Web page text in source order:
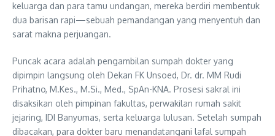
keluarga dan para tamu undangan, mereka berdiri membentuk
dua barisan rapi—sebuah pemandangan yang menyentuh dan
sarat makna perjuangan.
Puncak acara adalah pengambilan sumpah dokter yang
dipimpin langsung oleh Dekan FK Unsoed, Dr. dr. MM Rudi
Prihatno, M.Kes., M.Si., Med., SpAn-KNA. Prosesi sakral ini
disaksikan oleh pimpinan fakultas, perwakilan rumah sakit
jejaring, IDI Banyumas, serta keluarga lulusan. Setelah sumpah
dibacakan, para dokter baru menandatangani lafal sumpah